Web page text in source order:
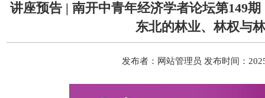
讲座预告 | 南开中青年经济学者论坛第149
东北的林业、林权与
发布者：网站管理员 发布时间：